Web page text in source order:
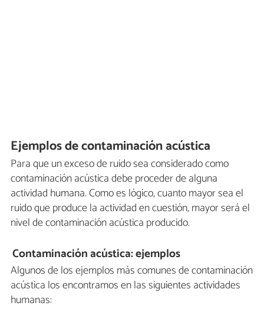
Ejemplos de contaminación acústica
Para que un exceso de ruido sea considerado como
contaminación acústica debe proceder de alguna
actividad humana. Como es lógico, cuanto mayor sea el
ruido que produce la actividad en cuestión, mayor será el
nivel de contaminación acústica producido.
Contaminación acústica: ejemplos
Algunos de los ejemplos más comunes de contaminación
acústica los encontramos en las siguientes actividades
humanas: